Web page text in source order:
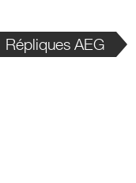
Répliques AEG